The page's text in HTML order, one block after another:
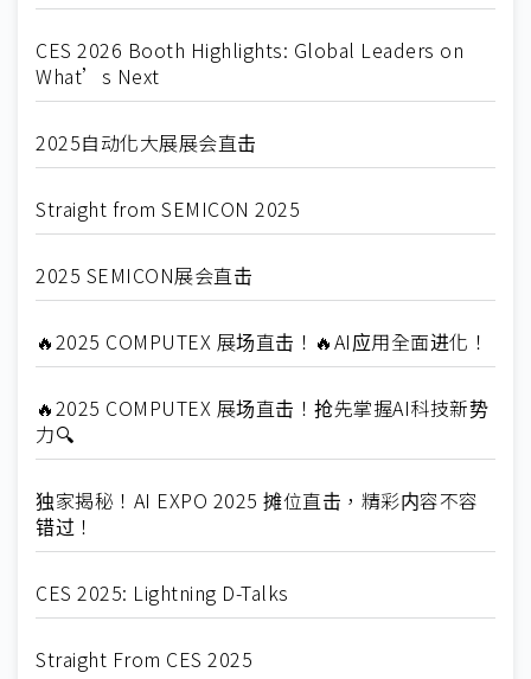
CES 2026 Booth Highlights: Global Leaders on
What’s Next
2025自动化大展展会直击
Straight from SEMICON 2025
2025 SEMICON展会直击
🔥2025 COMPUTEX 展场直击！🔥AI应用全面进化！
🔥2025 COMPUTEX 展场直击！抢先掌握AI科技新势
力🔍
独家揭秘！AI EXPO 2025 摊位直击，精彩内容不容
错过！
CES 2025: Lightning D-Talks
Straight From CES 2025